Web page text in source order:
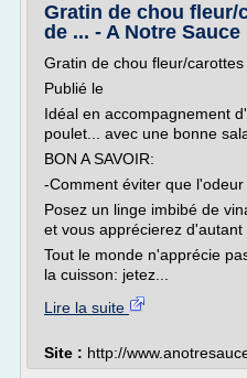
Gratin de chou fleur/
de ... - A Notre Sauce
Gratin de chou fleur/
Publié le
Idéal en accompagnement
poulet... avec une bonne
BON A SAVOIR:
-Comment éviter que
Posez un linge imbibé de
et vous apprécierez d'autant
Tout le monde n'apprécie
la cuisson: jetez...
Lire la suite
Site : http://